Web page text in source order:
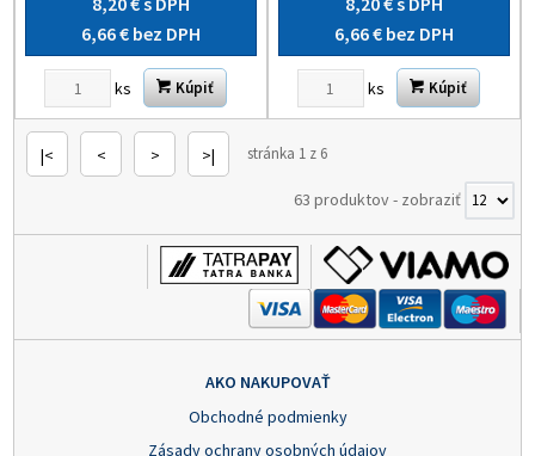
6,66 € bez DPH
ks Kúpiť
6,66 € bez DPH
ks Kúpiť
|< < > >| stránka 1 z 6
63 produktov- zobraziť
AKO NAKUPOVAŤ
Obchodné podmienky
Zásady ochrany osobných údajov